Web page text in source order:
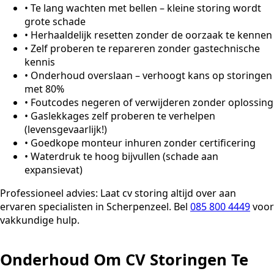
• Te lang wachten met bellen – kleine storing wordt
grote schade
• Herhaaldelijk resetten zonder de oorzaak te kennen
• Zelf proberen te repareren zonder gastechnische
kennis
• Onderhoud overslaan – verhoogt kans op storingen
met 80%
• Foutcodes negeren of verwijderen zonder oplossing
• Gaslekkages zelf proberen te verhelpen
(levensgevaarlijk!)
• Goedkope monteur inhuren zonder certificering
• Waterdruk te hoog bijvullen (schade aan
expansievat)
Professioneel advies: Laat cv storing altijd over aan
ervaren specialisten in Scherpenzeel. Bel 085 800 4449voor
vakkundige hulp.
Onderhoud Om CV Storingen Te